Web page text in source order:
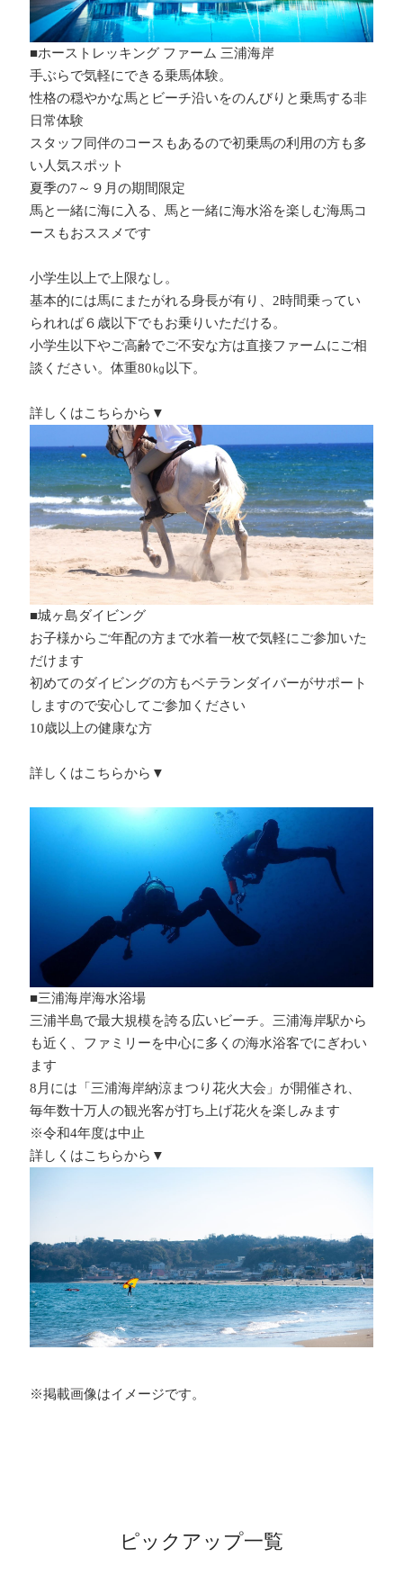
■ホーストレッキング ファーム 三浦海岸
手ぶらで気軽にできる乗馬体験。
性格の穏やかな馬とビーチ沿いをのんびりと乗馬する非
日常体験
スタッフ同伴のコースもあるので初乗馬の利用の方も多
い人気スポット
夏季の7～９月の期間限定
馬と一緒に海に入る、馬と一緒に海水浴を楽しむ海馬コ
ースもおススメです
小学生以上で上限なし。
基本的には馬にまたがれる身長が有り、 2時間乗ってい
られれば６歳以下でもお乗りいただける。
小学生以下やご高齢でご不安な方は直接ファームにご相
談ください。体重80㎏以下。
詳しくはこちらから▼
■城ヶ島ダイビング
お子様からご年配の方まで水着一枚で気軽にご参加いた
だけます
初めてのダイビングの方もベテランダイバーがサポート
しますので安心してご参加ください
10歳以上の健康な方
詳しくはこちらから▼
■三浦海岸海水浴場
三浦半島で最大規模を誇る広いビーチ。三浦海岸駅から
も近く、ファミリーを中心に多くの海水浴客でにぎわい
ます
8月には「三浦海岸納涼まつり花火大会」が開催され、
毎年数十万人の観光客が打ち上げ花火を楽しみます
※令和4年度は中止
詳しくはこちらから▼
※掲載画像はイメージです。
ピックアップ一覧